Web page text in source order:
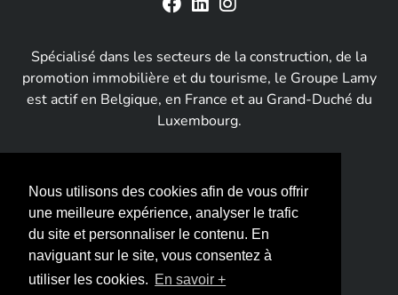
Nous utilisons des cookies afin de vous offrir
une meilleure expérience, analyser le trafic
du site et personnaliser le contenu. En
naviguant sur le site, vous consentez à
utiliser les cookies. En savoir +
Spécialisé dans les secteurs de la construction, de la
promotion immobilière et du tourisme, le Groupe Lamy
est actif en Belgique, en France et au Grand-Duché du
Luxembourg.
Construction
Immobilier
Tourisme